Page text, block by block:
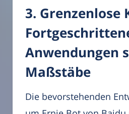
3. Grenzenlose
Anwendungen
Maßstäbe
Die bevorstehenden